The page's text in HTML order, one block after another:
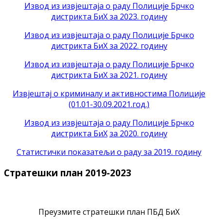
Извод из извјештаја о раду Полиције Брчко
дистрикта БиХ за 2023. годину
Извод из извјештаја о раду Полиције Брчко
дистрикта БиХ за 2022. годину
Извод из извјештаја о раду Полиције Брчко
дистрикта БиХ за 2021. годину
Извјештај о криминалу и активностима Полиције
(01.01-30.09.2021.год.)
Извод из извјештаја о раду Полиције Брчко
дистрикта БиХ за 2020. годину
Статистички показатељи о раду за 2019. годину
Стратешки план 2019-2023
Преузмите стратешки план ПБД БиХ